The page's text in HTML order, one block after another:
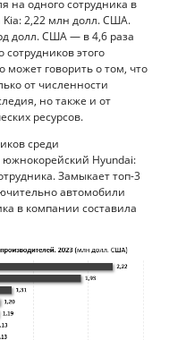
на одного сотрудника в
Kia: 2,22 млн долл. США.
долл. США — в 4,6 раза
этого
может говорить о том, что
от численности
но также и от
ресурсов.
среди
Hyundai:
Замыкает топ-3
автомобили
в компании составила